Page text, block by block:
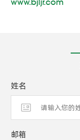
姓名
邮箱